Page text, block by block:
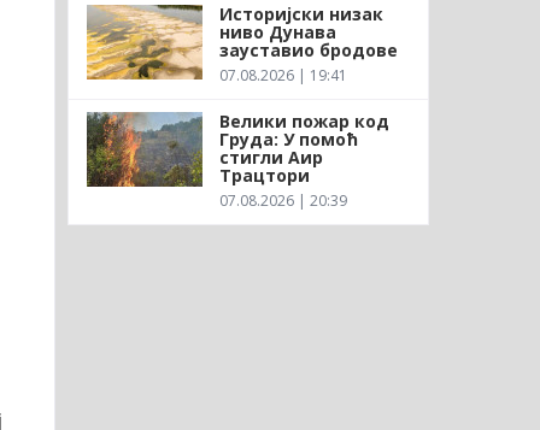
Историјски низак
ниво Дунава
зауставио бродове
07.08.2026 | 19:41
Велики пожар код
Груда: У помоћ
стигли Аир
Трацтори
07.08.2026 | 20:39